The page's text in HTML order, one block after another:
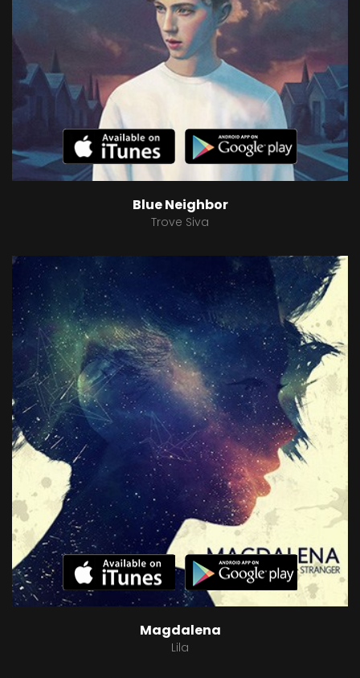
Blue Neighbor
Trove Siva
Magdalena
Lila